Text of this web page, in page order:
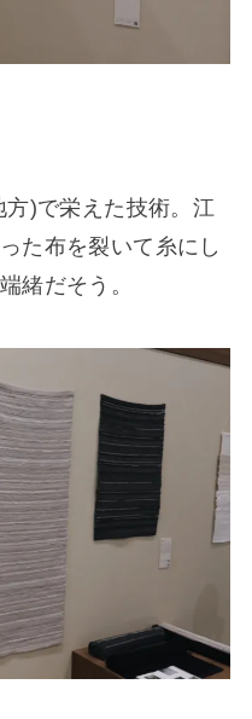
)で栄えた技術。江
た布を裂いて糸にし
緒だそう。